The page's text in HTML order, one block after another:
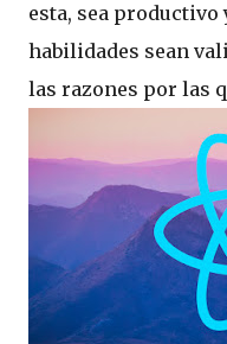
esta, sea productivo
habilidades sean
las razones por las